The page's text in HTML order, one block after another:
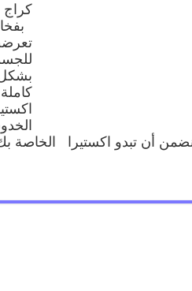
اكستيرا
ورشة
كهربائي
خدمة
على
الطريق
مغلقة
كراج
أن تبدو اكستيرا الخاصة